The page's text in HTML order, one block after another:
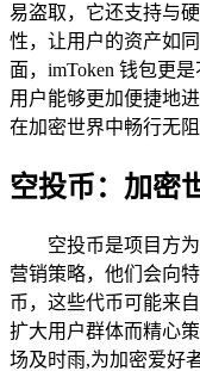
易盗取，它还支持与
性，让用户的资产如
面，imToken 钱包更
用户能够更加便捷地
在加密世界中畅行无阻
空投币：加密
空投币是项目方
营销策略，他们会向
币，这些代币可能来
扩大用户群体而精心
场及时雨,为加密爱好